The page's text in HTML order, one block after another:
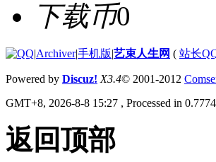
下载币0
|Archiver|手机版|艺束人生网 ( 站长
Powered by Discuz! X3.4© 2001-2012
GMT+8, 2026-8-8 15:27 , Processed in
返回顶部